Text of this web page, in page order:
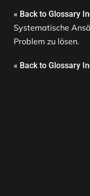
« Back to Glossary
Systematische
Problem zu lösen.
« Back to Glossary